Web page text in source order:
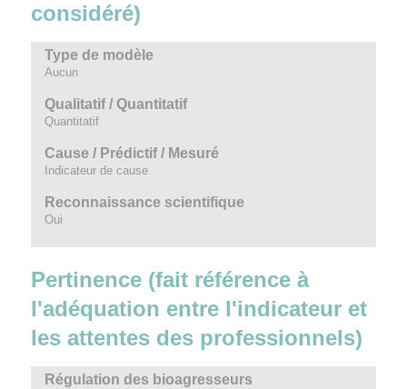
considéré)
Type de modèle
Aucun
Qualitatif / Quantitatif
Quantitatif
Cause / Prédictif / Mesuré
Indicateur de cause
Reconnaissance scientifique
Oui
Pertinence (fait référence à
l'adéquation entre l'indicateur et
les attentes des professionnels)
Régulation des bioagresseurs